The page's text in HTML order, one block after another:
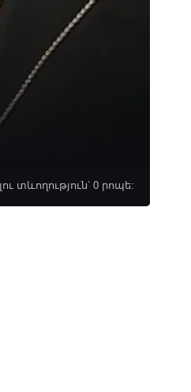
տևողություն՝ 0 րոպե: